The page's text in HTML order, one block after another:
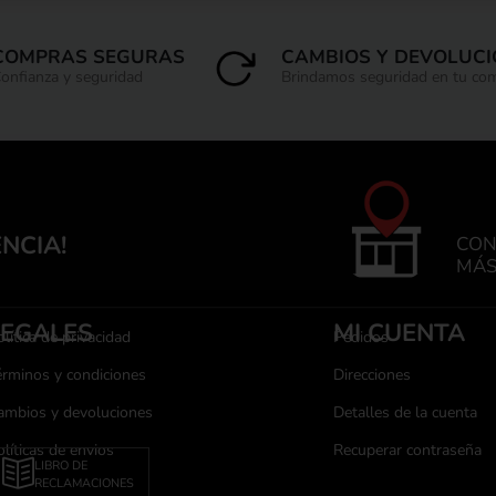
SEGURAS
y seguridad
CAMBIOS Y
Brindamos seguridad en tu
de privacidad
y condiciones
y devoluciones
de envios
LIBRO DE
RECLAMACIONES
MI CUENTA
Pedidos
Direcciones
Detalles de la cuenta
Recuperar contraseña